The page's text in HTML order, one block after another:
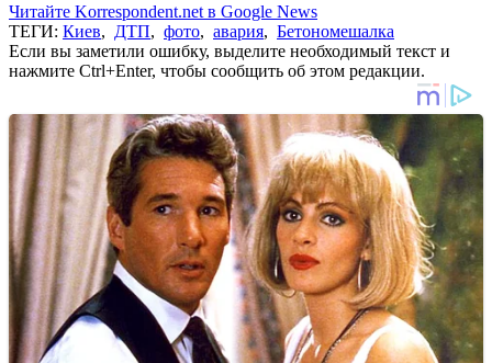
Читайте Korrespondent.net в Google News
ТЕГИ: Киев, ДТП, фото, авария, Бетономешалка
Если вы заметили ошибку, выделите необходимый текст и
нажмите Ctrl+Enter, чтобы сообщить об этом редакции.